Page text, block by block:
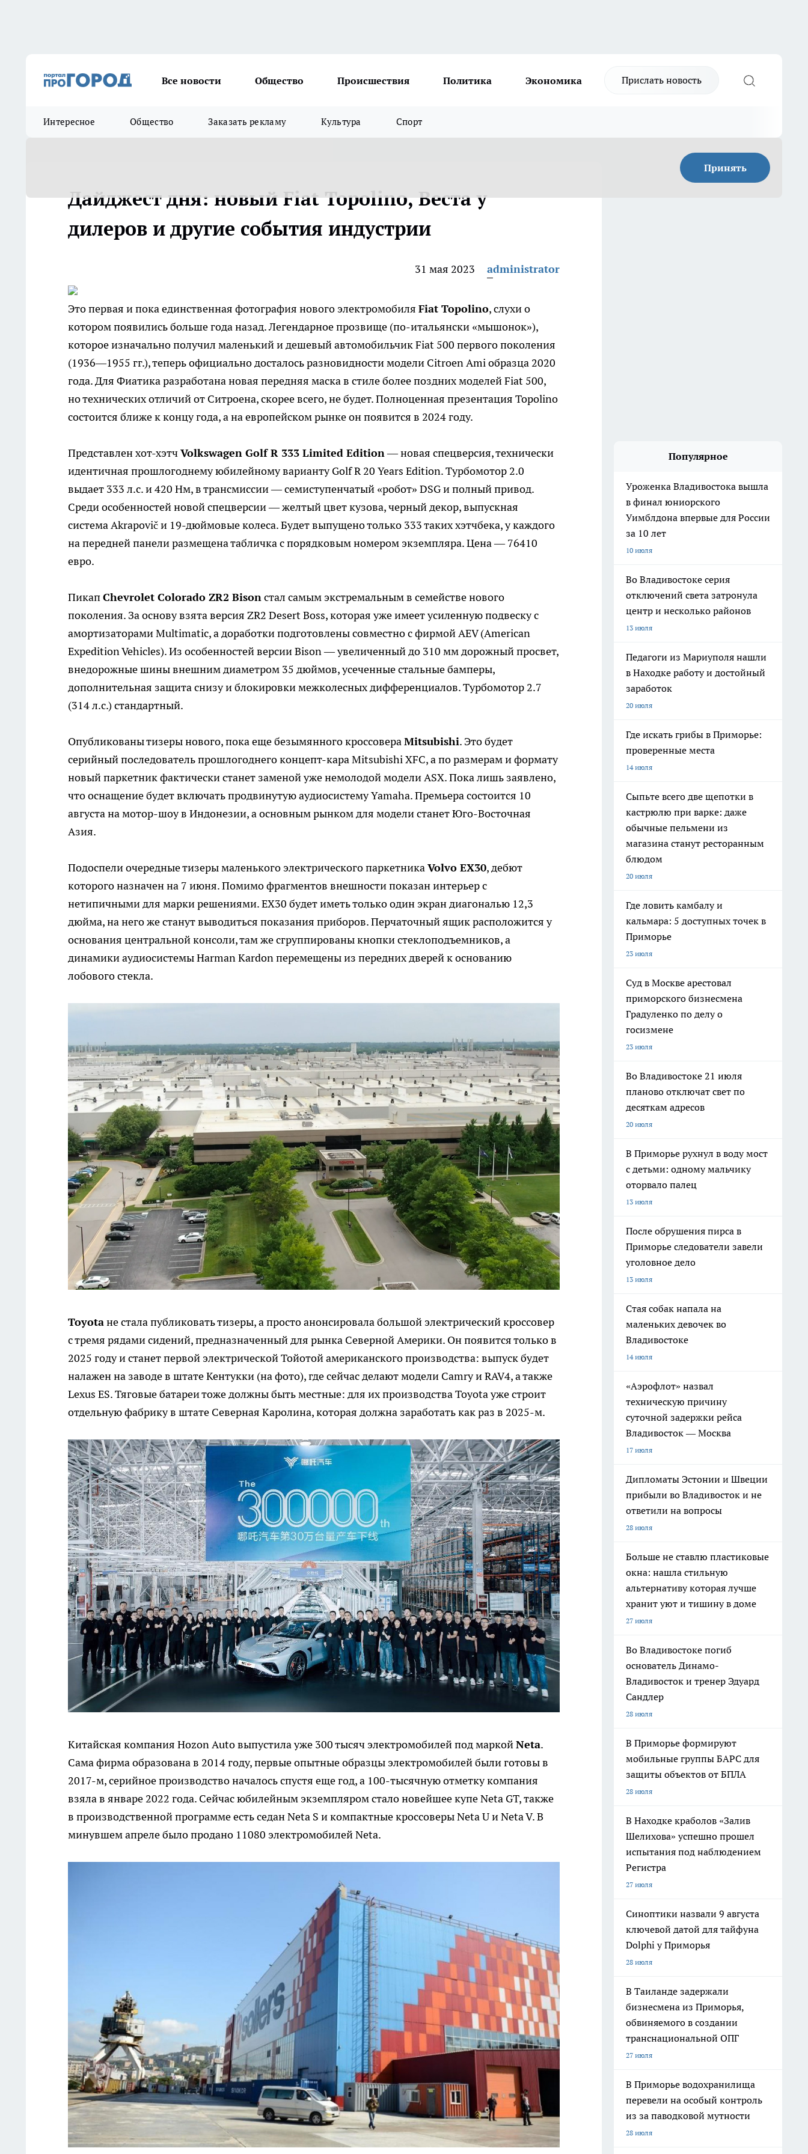
Все новости Общество Происшествия Политика Экономика Прислать новость
Интересное Общество Заказать рекламу Культура Спорт
Принять
Дайджест дня: новый Fiat Topolino, Веста у
дилеров и другие события индустрии
31 мая 2023 administrator
Это первая и пока единственная фотография нового электромобиля Fiat Topolino, слухи о
котором появились больше года назад. Легендарное прозвище (по-итальянски «мышонок»),
которое изначально получил маленький и дешевый автомобильчик Fiat 500 первого поколения
(1936—1955 гг.), теперь официально досталось разновидности модели Citroen Ami образца 2020
года. Для Фиатика разработана новая передняя маска в стиле более поздних моделей Fiat 500,
но технических отличий от Ситроена, скорее всего, не будет. Полноценная презентация Topolino
состоится ближе к концу года, а на европейском рынке он появится в 2024 году.
Представлен хот-хэтчVolkswagen Golf R 333 Limited Edition— новая спецверсия, технически
идентичная прошлогоднему юбилейному варианту Golf R 20 Years Edition. Турбомотор 2.0
выдает 333 л.с. и 420 Нм, в трансмиссии — семиступенчатый «робот» DSG и полный привод.
Среди особенностей новой спецверсии — желтый цвет кузова, черный декор, выпускная
система Akrapovič и 19-дюймовые колеса. Будет выпущено только 333 таких хэтчбека, у каждого
на передней панели размещена табличка с порядковым номером экземпляра. Цена — 76410
евро.
ПикапChevrolet Colorado ZR2 Bisonстал самым экстремальным в семействе нового
поколения. За основу взята версия ZR2 Desert Boss, которая уже имеет усиленную подвеску с
амортизаторами Multimatic, а доработки подготовлены совместно с фирмой AEV (American
Expedition Vehicles). Из особенностей версии Bison — увеличенный до 310 мм дорожный просвет,
внедорожные шины внешним диаметром 35 дюймов, усеченные стальные бамперы,
дополнительная защита снизу и блокировки межколесных дифференциалов. Турбомотор 2.7
(314 л.с.) стандартный.
Опубликованы тизеры нового, пока еще безымянного кроссовераMitsubishi. Это будет
серийный последователь прошлогоднего концепт-кара Mitsubishi XFC, а по размерам и формату
новый паркетник фактически станет заменой уже немолодой модели ASX. Пока лишь заявлено,
что оснащение будет включать продвинутую аудиосистему Yamaha. Премьера состоится 10
августа на мотор-шоу в Индонезии, а основным рынком для модели станет Юго-Восточная
Азия.
Подоспели очередные тизеры маленького электрического паркетникаVolvo EX30, дебют
которого назначен на 7 июня. Помимо фрагментов внешности показан интерьер с
нетипичными для марки решениями. EX30 будет иметь только один экран диагональю 12,3
дюйма, на него же станут выводиться показания приборов. Перчаточный ящик расположится у
основания центральной консоли, там же сгруппированы кнопки стеклоподъемников, а
динамики аудиосистемы Harman Kardon перемещены из передних дверей к основанию
лобового стекла.
Toyotaне стала публиковать тизеры, а просто анонсировала большой электрический кроссовер
с тремя рядами сидений, предназначенный для рынка Северной Америки. Он появится только в
2025 году и станет первой электрической Тойотой американского производства: выпуск будет
налажен на заводе в штате Кентукки (на фото), где сейчас делают модели Camry и RAV4, а также
Lexus ES. Тяговые батареи тоже должны быть местные: для их производства Toyota уже строит
отдельную фабрику в штате Северная Каролина, которая должна заработать как раз в 2025-м.
Китайская компания Hozon Auto выпустила уже 300 тысяч электромобилей под маркойNeta.
Сама фирма образована в 2014 году, первые опытные образцы электромобилей были готовы в
2017-м, серийное производство началось спустя еще год, а 100-тысячную отметку компания
взяла в январе 2022 года. Сейчас юбилейным экземпляром стало новейшее купе Neta GT, также
в производственной программе есть седан Neta S и компактные кроссоверы Neta U и Neta V. В
минувшем апреле было продано 11080 электромобилей Neta.
Популярное
Уроженка Владивостока вышла
в финал юниорского
Уимблдона впервые для России
за 10 лет
10 июля
Во Владивостоке серия
отключений света затронула
центр и несколько районов
13 июля
Педагоги из Мариуполя нашли
в Находке работу и достойный
заработок
20 июля
Где искать грибы в Приморье:
проверенные места
14 июля
Сыпьте всего две щепотки в
кастрюлю при варке: даже
обычные пельмени из
магазина станут ресторанным
блюдом
20 июля
Где ловить камбалу и
кальмара: 5 доступных точек в
Приморье
23 июля
Суд в Москве арестовал
приморского бизнесмена
Градуленко по делу о
госизмене
23 июля
Во Владивостоке 21 июля
планово отключат свет по
десяткам адресов
20 июля
В Приморье рухнул в воду мост
с детьми: одному мальчику
оторвало палец
13 июля
После обрушения пирса в
Приморье следователи завели
уголовное дело
13 июля
Стая собак напала на
маленьких девочек во
Владивостоке
14 июля
«Аэрофлот» назвал
техническую причину
суточной задержки рейса
Владивосток — Москва
17 июля
Дипломаты Эстонии и Швеции
прибыли во Владивосток и не
ответили на вопросы
28 июля
Больше не ставлю пластиковые
окна: нашла стильную
альтернативу которая лучше
хранит уют и тишину в доме
27 июля
Во Владивостоке погиб
основатель Динамо-
Владивосток и тренер Эдуард
Сандлер
28 июля
В Приморье формируют
мобильные группы БАРС для
защиты объектов от БПЛА
28 июля
В Находке краболов «Залив
Шелихова» успешно прошел
испытания под наблюдением
Регистра
27 июля
Синоптики назвали 9 августа
ключевой датой для тайфуна
Dolphi у Приморья
28 июля
В Таиланде задержали
бизнесмена из Приморья,
обвиняемого в создании
транснациональной ОПГ
27 июля
В Приморье водохранилища
перевели на особый контроль
из за паводковой мутности
28 июля